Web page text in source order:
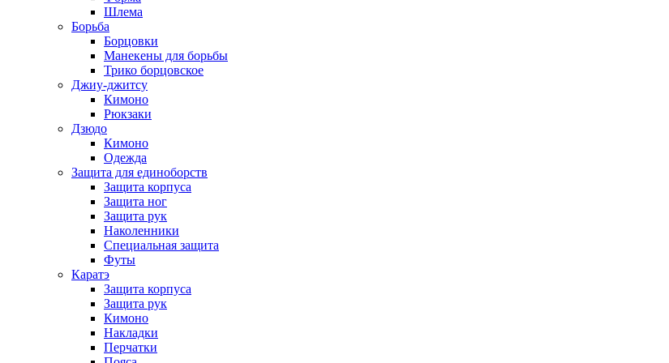
Шлема
Борьба
Борцовки
Манекены для борьбы
Трико борцовское
Джиу-джитсу
Кимоно
Рюкзаки
Дзюдо
Кимоно
Одежда
Защита для единоборств
Защита корпуса
Защита ног
Защита рук
Наколенники
Специальная защита
Футы
Каратэ
Защита корпуса
Защита рук
Кимоно
Накладки
Перчатки